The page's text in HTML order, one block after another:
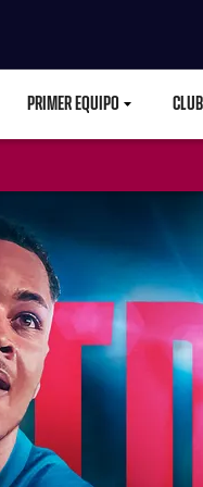
PRIMER EQUIPO CLUB